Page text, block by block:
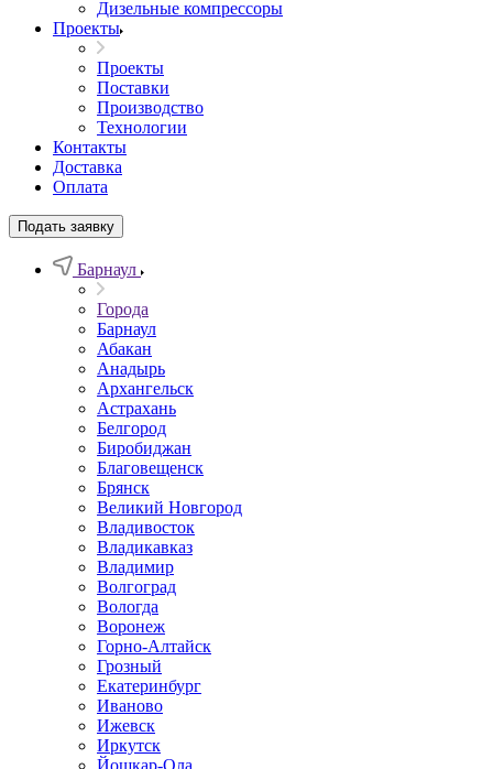
Дизельные компрессоры
Проекты
Проекты
Поставки
Производство
Технологии
Контакты
Доставка
Оплата
Подать заявку
Барнаул
Города
Барнаул
Абакан
Анадырь
Архангельск
Астрахань
Белгород
Биробиджан
Благовещенск
Брянск
Великий Новгород
Владивосток
Владикавказ
Владимир
Волгоград
Вологда
Воронеж
Горно-Алтайск
Грозный
Екатеринбург
Иваново
Ижевск
Иркутск
Йошкар-Ола